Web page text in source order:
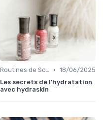
Routines de Soins Bio • 18/06/2025
Les secrets de l'hydratation
avec hydraskin